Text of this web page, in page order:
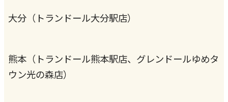
大分（トランドール大分駅店）
熊本（トランドール熊本駅店、グレンドールゆめタ
ウン光の森店）